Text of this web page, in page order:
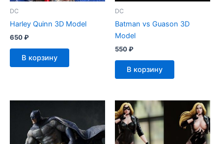
DC
Harley Quinn 3D Model
650₽
В корзину
DC
Batman vs Guason 3D
Model
550₽
В корзину